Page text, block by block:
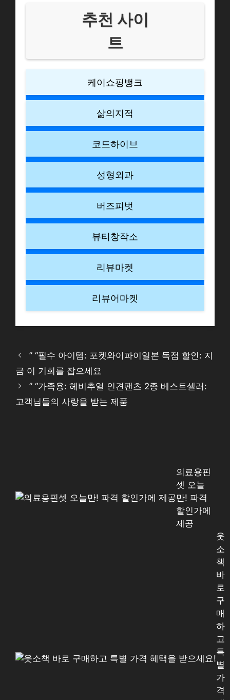
추천 사이
트
케이쇼핑뱅크
삶의지적
코드하이브
성형외과
버즈피벗
뷰티창작소
리뷰마켓
리뷰어마켓
” “필수 아이템: 포켓와이파이일본 독점 할인: 지
금 이 기회를 잡으세요
” “가족용: 헤비추얼 인견팬츠 2종 베스트셀러:
고객님들의 사랑을 받는 제품
의료용핀
셋 오늘
만! 파격
할인가에
제공
웃
소
책
바
로
구
매
하
고
특
별
가
격